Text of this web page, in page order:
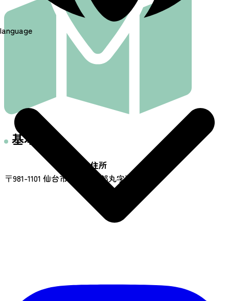
language
基本情報
住所
〒981-1101 仙台市太白区四郎丸字落合60